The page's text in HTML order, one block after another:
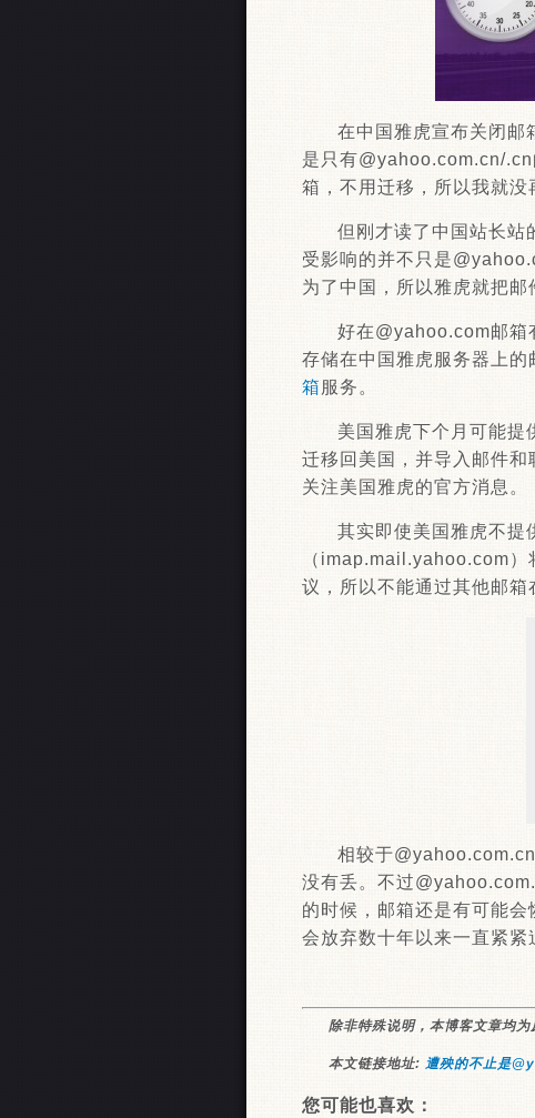
在中国雅虎宣布关闭邮
是只有@yahoo.com.cn/.cn
箱，不用迁移，所以我就没
但刚才读了中国站长站
受影响的并不只是
为了中国，所以雅虎就把邮
好在@yahoo.com邮箱
存储在中国雅虎服务器上
箱 服务。
美国雅虎下个月可能提
迁移回美国，并导入邮件和
关注美国雅虎的官方消息。
其实即使美国雅虎不提
（imap.mail.yahoo.com
议，所以不能通过其他邮箱
相较于
没有丢。不过
的时候，邮箱还是有可能
会放弃数十年以来一直紧紧
除非特殊说明，本博客文章均为
本文链接地址: 遭殃的不止是
您可能也喜欢：